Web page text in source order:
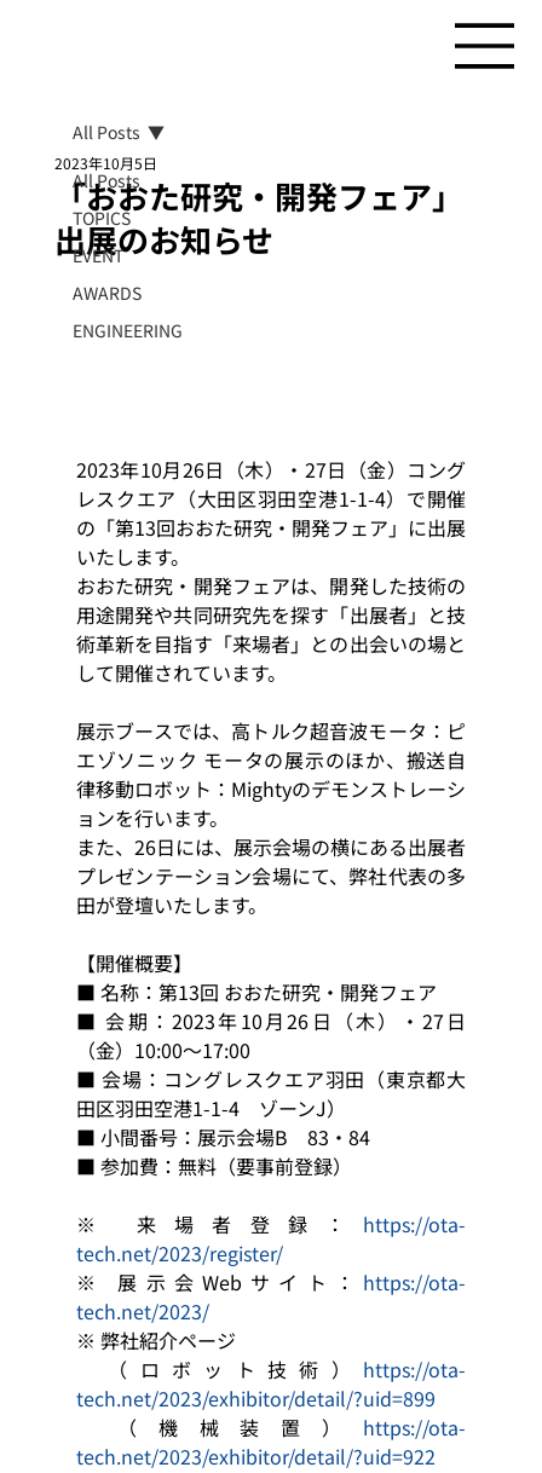
All Posts
TOPICS
EVENT
AWARDS
ENGINEERING
All Posts
「おおた研究・開発フェア」
出展のお知らせ
2023年10月5日
2023年10月26日（木）・27日（金）コング
レスクエア（大田区羽田空港1-1-4）で開催
の「第13回おおた研究・開発フェア」に出展
いたします。
おおた研究・開発フェアは、開発した技術の
用途開発や共同研究先を探す「出展者」と技
術革新を目指す「来場者」との出会いの場と
して開催されています。
展示ブースでは、高トルク超音波モータ：ピ
エゾソニック モータの展示のほか、搬送自
律移動ロボット：Mightyのデモンストレーシ
ョンを行います。
また、26日には、展示会場の横にある出展者
プレゼンテーション会場にて、弊社代表の多
田が登壇いたします。
【開催概要】
■ 名称：第13回 おおた研究・開発フェア
■ 会期：2023年10月26日（木）・27日
（金）10:00～17:00
■ 会場：コングレスクエア羽田（東京都大
田区羽田空港1-1-4　ゾーンJ）
■ 小間番号：展示会場B　83・84
■ 参加費：無料（要事前登録）
※ 来場者登録： https://ota-
tech.net/2023/register/
※ 展示会Webサイト： https://ota-
tech.net/2023/
※ 弊社紹介ページ
（ロボット技術） https://ota-
tech.net/2023/exhibitor/detail/?uid=899
（機械装置） https://ota-
tech.net/2023/exhibitor/detail/?uid=922